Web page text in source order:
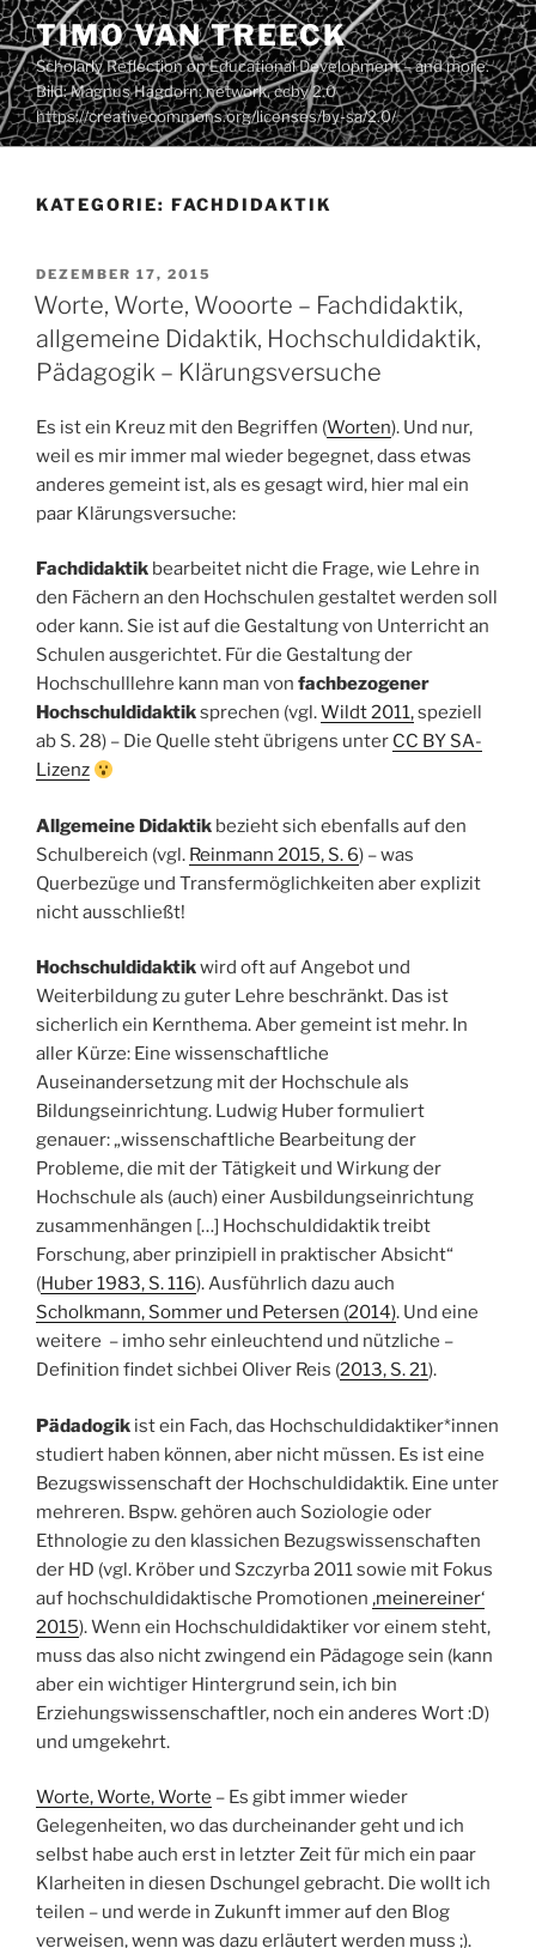
Zum
Inhalt
springen
TIMO VAN TREECK
Scholarly Reflection on Educational Development – and more.
Bild: Magnus Hagdorn: network. ccby 2.0
https://creativecommons.org/licenses/by-sa/2.0/
KATEGORIE: FACHDIDAKTIK
VERÖFFENTLICHT
AM
DEZEMBER 17, 2015
Worte, Worte, Wooorte – Fachdidaktik,
allgemeine Didaktik, Hochschuldidaktik,
Pädagogik – Klärungsversuche
Es ist ein Kreuz mit den Begriffen (Worten). Und nur,
weil es mir immer mal wieder begegnet, dass etwas
anderes gemeint ist, als es gesagt wird, hier mal ein
paar Klärungsversuche:
Fachdidaktik bearbeitet nicht die Frage, wie Lehre in
den Fächern an den Hochschulen gestaltet werden soll
oder kann. Sie ist auf die Gestaltung von Unterricht an
Schulen ausgerichtet. Für die Gestaltung der
Hochschulllehre kann man von fachbezogener
Hochschuldidaktiksprechen (vgl.Wildt 2011,speziell
ab S. 28) – Die Quelle steht übrigens unter CC BY SA-
Lizenz
Allgemeine Didaktik bezieht sich ebenfalls auf den
Schulbereich (vgl. Reinmann 2015, S. 6) – was
Querbezüge und Transfermöglichkeiten aber explizit
nicht ausschließt!
Hochschuldidaktikwird oft auf Angebot und
Weiterbildung zu guter Lehre beschränkt. Das ist
sicherlich ein Kernthema. Aber gemeint ist mehr. In
aller Kürze: Eine wissenschaftliche
Auseinandersetzung mit der Hochschule als
Bildungseinrichtung. Ludwig Huber formuliert
genauer: „wissenschaftliche Bearbeitung der
Probleme, die mit der Tätigkeit und Wirkung der
Hochschule als (auch) einer Ausbildungseinrichtung
zusammenhängen […] Hochschuldidaktik treibt
Forschung, aber prinzipiell in praktischer Absicht“
(Huber 1983, S. 116). Ausführlich dazu auch
Scholkmann, Sommer und Petersen (2014). Und eine
weitere – imho sehr einleuchtend und nützliche –
Definition findet sichbei Oliver Reis (2013, S. 21).
Pädadogik ist ein Fach, das Hochschuldidaktiker*innen
studiert haben können, aber nicht müssen. Es ist eine
Bezugswissenschaft der Hochschuldidaktik. Eine unter
mehreren. Bspw. gehören auch Soziologie oder
Ethnologie zu den klassichen Bezugswissenschaften
der HD (vgl. Kröber und Szczyrba 2011 sowie mit Fokus
auf hochschuldidaktische Promotionen ‚meinereiner‘
2015). Wenn ein Hochschuldidaktiker vor einem steht,
muss das also nicht zwingend ein Pädagoge sein (kann
aber ein wichtiger Hintergrund sein, ich bin
Erziehungswissenschaftler, noch ein anderes Wort :D)
und umgekehrt.
Worte, Worte, Worte – Es gibt immer wieder
Gelegenheiten, wo das durcheinander geht und ich
selbst habe auch erst in letzter Zeit für mich ein paar
Klarheiten in diesen Dschungel gebracht. Die wollt ich
teilen – und werde in Zukunft immer auf den Blog
verweisen, wenn was dazu erläutert werden muss ;).